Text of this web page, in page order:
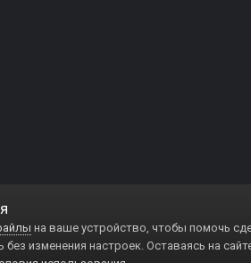
на ваше устройство, чтобы помочь
изменения настроек. Оставаясь на